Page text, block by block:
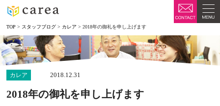
TOP > スタッフブログ > カレア >2018年の御礼を申し上げます
カレア 2018.12.31
2018年の御礼を申し上げます